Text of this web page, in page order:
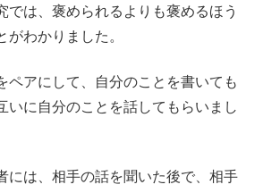
では、褒められるよりも褒めるほう
がわかりました。
ペアにして、自分のことを書いても
いに自分のことを話してもらいまし
には、相手の話を聞いた後で、相手